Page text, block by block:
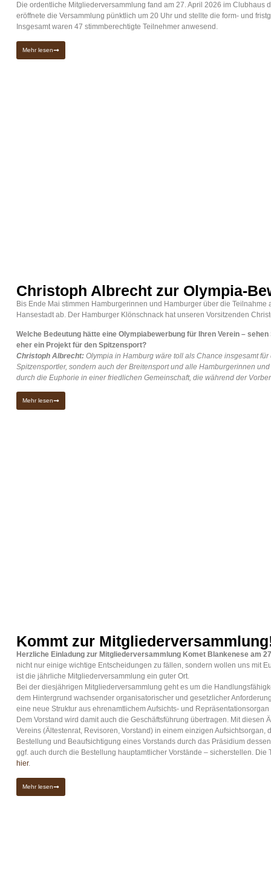
Die ordentliche Mitgliederversammlung fand am 27. April 2026 im Clubhaus
eröffnete die Versammlung pünktlich um 20 Uhr und stellte die form- und
Insgesamt waren 47 stimmberechtigte Teilnehmer anwesend.
Mehr lesen
Christoph Albrecht zur Olympia-
Bis Ende Mai stimmen Hamburgerinnen und Hamburger über die
Hansestadt ab. Der Hamburger Klönschnack hat unseren Vorsitzenden
Welche Bedeutung hätte eine Olympiabewerbung für Ihren Verein –
eher ein Projekt für den Spitzensport?
Christoph Albrecht:Olympia in Hamburg wäre toll als Chance insgesamt
Spitzensportler, sondern auch der Breitensport und alle Hamburgerinnen
durch die Euphorie in einer friedlichen Gemeinschaft, die während der
Mehr lesen
Kommt zur
Herzliche Einladung zur Mitgliederversammlung Komet Blankenese am
nicht nur einige wichtige Entscheidungen zu fällen, sondern wollen uns mit
ist die jährliche Mitgliederversammlung ein guter Ort.
Bei der diesjährigen Mitgliederversammlung geht es um die
dem Hintergrund wachsender organisatorischer und gesetzlicher
eine neue Struktur aus ehrenamtlichem Aufsichts- und
Dem Vorstand wird damit auch die Geschäftsführung übertragen. Mit
Vereins (Ältestenrat, Revisoren, Vorstand) in einem einzigen
Bestellung und Beaufsichtigung eines Vorstands durch das Präsidium
ggf. auch durch die Bestellung hauptamtlicher Vorstände – sicherstellen.
hier.
Mehr lesen